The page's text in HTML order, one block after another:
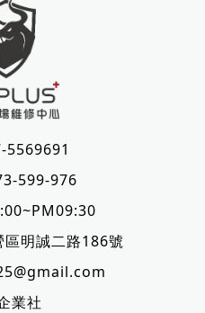
5569691
599-976
區明誠二路186號
業社